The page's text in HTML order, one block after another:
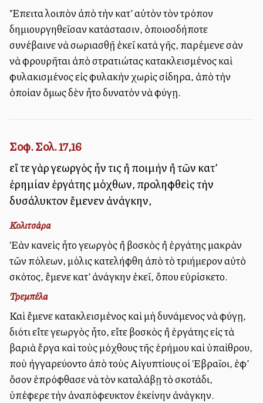
Ἔπειτα λοιπὸν ἀπὸ τὴν κατ’ αὐτὸν τὸν τρόπον
δημιουργηθεῖσαν κατάστασιν, ὁποιοσδήποτε
συνέβαινε νὰ σωριασθῇ ἐκεῖ κατὰ γῆς, παρέμενε σὰν
νὰ φρουρῆται ἀπὸ στρατιώτας κατακλεισμένος καὶ
φυλακισμένος εἰς φυλακὴν χωρὶς σίδηρα, ἀπὸ τὴν
ὁποίαν ὅμως δὲν ἦτο δυνατὸν νὰ φύγῃ.
Σοφ. Σολ. 17,16
εἴ τε γὰρ γεωργὸς ἦν τις ἢ ποιμὴν ἢ τῶν κατ’
ἐρημίαν ἐργάτης μόχθων, προληφθεὶς τὴν
δυσάλυκτον ἔμενεν ἀνάγκην,
Κολιτσάρα
Ἐὰν κανεὶς ἦτο γεωργὸς ἢ βοσκὸς ἢ ἐργάτης μακρὰν
τῶν πόλεων, μόλις κατελήφθη ἀπὸ τὸ τριήμερον αὐτὸ
σκότος, ἕμενε κατ’ ἀνάγκην ἐκεῖ, ὅπου εὑρίσκετο.
Τρεμπέλα
Καὶ ἔμενε κατακλεισμένος καὶ μὴ δυνάμενος νὰ φύγῃ,
διότι εἴτε γεωργὸς ἦτο, εἴτε βοσκὸς ἢ ἐργάτης εἰς τὰ
βαριὰ ἔργα καὶ τοὺς μόχθους τῆς ἐρήμου καὶ ὑπαίθρου,
ποὺ ἠγγαρεύοντο ἀπὸ τοὺς Αἰγυπτίους οἱ Ἑβραῖοι, ἐφ’
ὅσον ἐπρόφθασε νὰ τὸν καταλάβῃ τὸ σκοτάδι,
ὑπέφερε τὴν ἀναπόφευκτον ἐκείνην ἀνάγκην.